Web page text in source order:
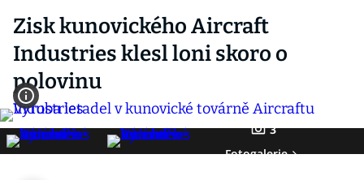
Zisk kunovického Aircraft
Industries klesl loni skoro o
polovinu
3
Fotogalerie